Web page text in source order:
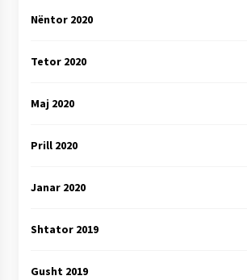
Nëntor 2020
Tetor 2020
Maj 2020
Prill 2020
Janar 2020
Shtator 2019
Gusht 2019